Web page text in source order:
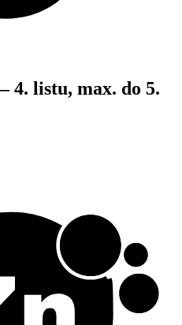
4. listu, max. do 5.